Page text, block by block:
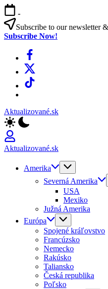
Skip
to
content
-
Subscribe to our newsletter
Subscribe Now!
Facebook
X
TikTok
Aktualizované.sk
Aktualizované.sk
Amerika
Severná Amerika
USA
Mexiko
Južná Amerika
Európa
Spojené kráľovstvo
Francúzsko
Nemecko
Rakúsko
Taliansko
Česká republika
Poľsko